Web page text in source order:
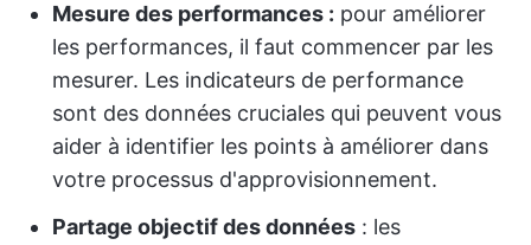
Mesure des performances : pour améliorer
les performances, il faut commencer par les
mesurer. Les indicateurs de performance
sont des données cruciales qui peuvent vous
aider à identifier les points à améliorer dans
votre processus d'approvisionnement.
Partage objectif des données : les